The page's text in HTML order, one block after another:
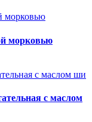
морковью
с маслом